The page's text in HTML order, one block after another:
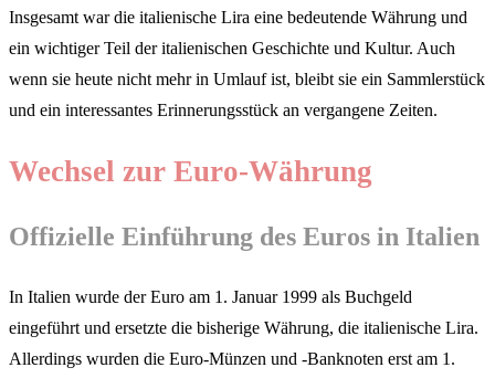
Insgesamt war die italienische Lira eine bedeutende Währung und
ein wichtiger Teil der italienischen Geschichte und Kultur. Auch
wenn sie heute nicht mehr in Umlauf ist, bleibt sie ein Sammlerstück
und ein interessantes Erinnerungsstück an vergangene Zeiten.
Wechsel zur Euro-Währung
Offizielle Einführung des Euros in Italien
In Italien wurde der Euro am 1. Januar 1999 als Buchgeld
eingeführt und ersetzte die bisherige Währung, die italienische Lira.
Allerdings wurden die Euro-Münzen und -Banknoten erst am 1.